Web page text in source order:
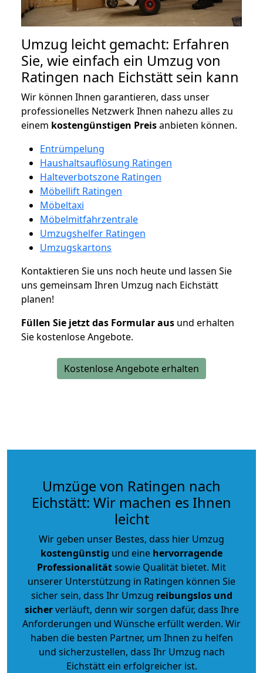
Umzug leicht gemacht: Erfahren
Sie, wie einfach ein Umzug von
Ratingen nach Eichstätt sein kann
Wir können Ihnen garantieren, dass unser
professionelles Netzwerk Ihnen nahezu alles zu
einem kostengünstigen Preisanbieten können.
Entrümpelung
Haushaltsauflösung Ratingen
Halteverbotszone Ratingen
Möbellift Ratingen
Möbeltaxi
Möbelmitfahrzentrale
Umzugshelfer Ratingen
Umzugskartons
Kontaktieren Sie uns noch heute und lassen Sie
uns gemeinsam Ihren Umzug nach Eichstätt
planen!
Füllen Sie jetzt das Formular aus und erhalten
Sie kostenlose Angebote.
Kostenlose Angebote erhalten
Umzüge von Ratingen nach
Eichstätt: Wir machen es Ihnen
leicht
Wir geben unser Bestes, dass hier Umzug
kostengünstig und eine hervorragende
Professionalitätsowie Qualität bietet. Mit
unserer Unterstützung in Ratingen können Sie
sicher sein, dass Ihr Umzug reibungslos und
sicherverläuft, denn wir sorgen dafür, dass Ihre
Anforderungen und Wünsche erfüllt werden. Wir
haben die besten Partner, um Ihnen zu helfen
und sicherzustellen, dass Ihr Umzug nach
Eichstätt ein erfolgreicher ist.